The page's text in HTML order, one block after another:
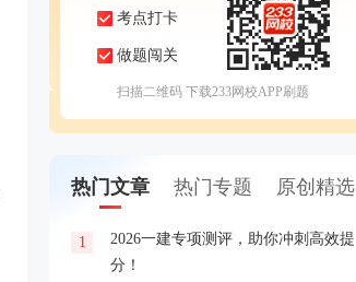
考点打卡
做题闯关
扫描二维码 下载233网校APP刷题
热门文章 热门专题 原创精选
1
2026一建专项测评，助你冲刺高效提
分！